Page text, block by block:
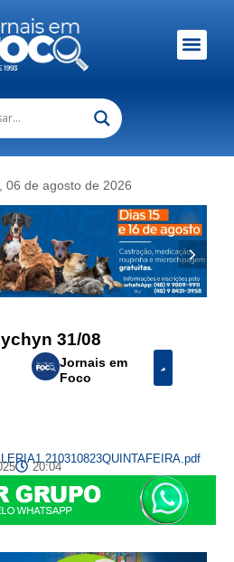
06 de agosto de 2026
31/08
Jornais em
Foco
20:04